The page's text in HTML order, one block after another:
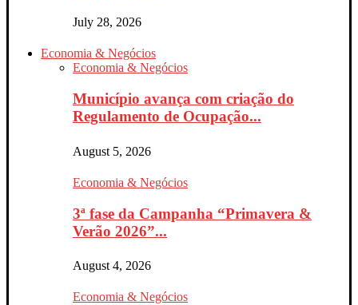
July 28, 2026
Economia & Negócios
Economia & Negócios
Município avança com criação do
Regulamento de Ocupação...
August 5, 2026
Economia & Negócios
3ª fase da Campanha “Primavera &
Verão 2026”...
August 4, 2026
Economia & Negócios